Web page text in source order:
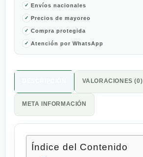
Envíos nacionales
Precios de mayoreo
Compra protegida
Atención por WhatsApp
VALORACIONES (0)
META INFORMACIÓN
Índice del Contenido